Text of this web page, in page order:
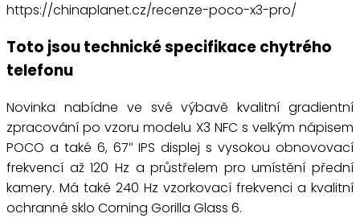
https://chinaplanet.cz/recenze-poco-x3-pro/
Toto jsou technické specifikace chytrého
telefonu
Novinka nabídne ve své výbavě kvalitní gradientní
zpracování po vzoru modelu X3 NFC s velkým nápisem
POCO a také 6, 67″ IPS displej s vysokou obnovovací
frekvencí až 120 Hz a průstřelem pro umístění přední
kamery. Má také 240 Hz vzorkovací frekvenci a kvalitní
ochranné sklo Corning Gorilla Glass 6.